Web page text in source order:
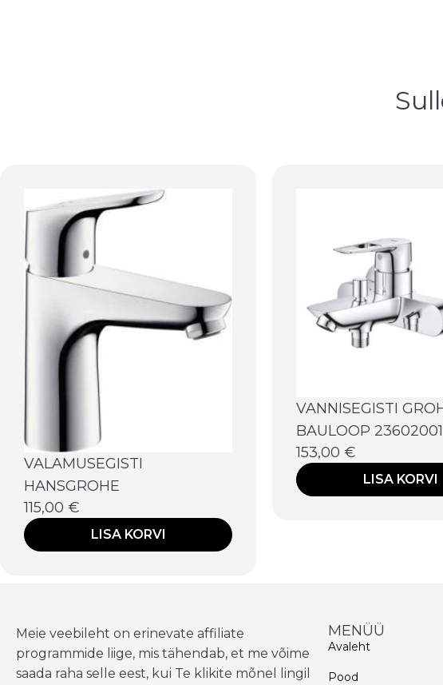
VALAMUSEGISTI
HANSGROHE
115,00 €
LISA KORVI
VANNISEGISTI
BAULOOP 23602001
153,00 €
LISA KORVI
Meie veebileht on erinevate affiliate
programmide liige, mis tähendab, et me võime
saada raha selle eest, kui Te klikite mõnel lingil
MENÜÜ
Avaleht
Pood